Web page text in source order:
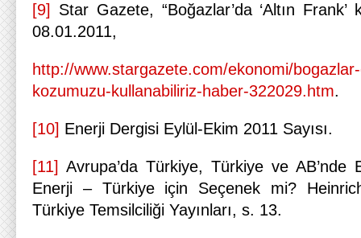
[9]
Star Gazete, “Boğazlar’da ‘Altın Frank’
08.01.2011,
http://www.stargazete.com/ekonomi/
kozumuzu-kullanabiliriz-haber-322029.htm.
[10] Enerji Dergisi Eylül-Ekim 2011 Sayısı.
[11] Avrupa’da Türkiye, Türkiye ve AB’nde
Enerji – Türkiye için Seçenek mi?
Türkiye Temsilciliği Yayınları, s. 13.